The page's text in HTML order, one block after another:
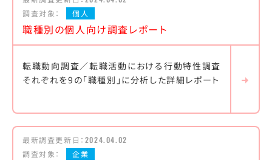
調査対象：
個人
職種別の個人向け調査レポート
転職動向調査／転職活動における行動特性調査
それぞれを9の「職種別」に分析した詳細レポート
最新調査更新日： 2024.04.02
調査対象：
企業